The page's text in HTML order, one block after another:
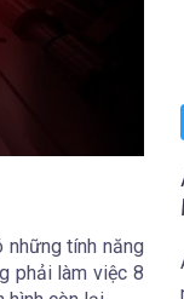
những tính năng
phải làm việc 8